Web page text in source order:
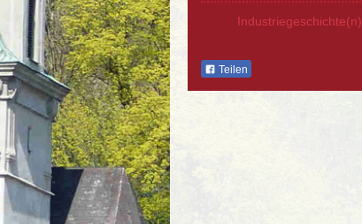
Industriegeschichte(n)
Teilen